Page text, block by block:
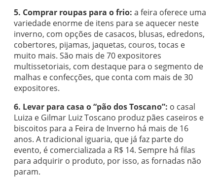
5. Comprar roupas para o frio: a feira oferece uma
variedade enorme de itens para se aquecer neste
inverno, com opções de casacos, blusas, edredons,
cobertores, pijamas, jaquetas, couros, tocas e
muito mais. São mais de 70 expositores
multissetoriais, com destaque para o segmento de
malhas e confecções, que conta com mais de 30
expositores.
6. Levar para casa o “pão dos Toscano”: o casal
Luiza e Gilmar Luiz Toscano produz pães caseiros e
biscoitos para a Feira de Inverno há mais de 16
anos. A tradicional iguaria, que já faz parte do
evento, é comercializada a R$ 14. Sempre há filas
para adquirir o produto, por isso, as fornadas não
param.